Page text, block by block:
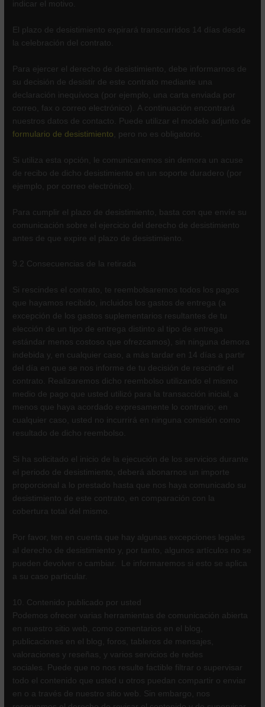
indicar el motivo.
El plazo de desistimiento expirará transcurridos 14 días desde
la celebración del contrato.
Para ejercer el derecho de desistimiento, debe informarnos de
su decisión de desistir de este contrato mediante una
declaración inequívoca (por ejemplo, una carta enviada por
correo, fax o correo electrónico). A continuación encontrará
nuestros datos de contacto. Puede utilizar el modelo adjunto de
formulario de desistimiento , pero no es obligatorio.
Si utiliza esta opción, le comunicaremos sin demora un acuse
de recibo de dicho desistimiento en un soporte duradero (por
ejemplo, por correo electrónico).
Para cumplir el plazo de desistimiento, basta con que envíe su
comunicación sobre el ejercicio del derecho de desistimiento
antes de que expire el plazo de desistimiento.
9.2 Consecuencias de la retirada
Si rescindes el contrato, te reembolsaremos todos los pagos
que hayamos recibido, incluidos los gastos de entrega (a
excepción de los gastos suplementarios resultantes de tu
elección de un tipo de entrega distinto al tipo de entrega
estándar menos costoso que ofrezcamos), sin ninguna demora
indebida y, en cualquier caso, a más tardar en 14 días a partir
del día en que se nos informe de tu decisión de rescindir el
contrato. Realizaremos dicho reembolso utilizando el mismo
medio de pago que usted utilizó para la transacción inicial, a
menos que haya acordado expresamente lo contrario; en
cualquier caso, usted no incurrirá en ninguna comisión como
resultado de dicho reembolso.
Si ha solicitado el inicio de la ejecución de los servicios durante
el periodo de desistimiento, deberá abonarnos un importe
proporcional a lo prestado hasta que nos haya comunicado su
desistimiento de este contrato, en comparación con la
cobertura total del mismo.
Por favor, ten en cuenta que hay algunas excepciones legales
al derecho de desistimiento y, por tanto, algunos artículos no se
pueden devolver o cambiar. Le informaremos si esto se aplica
a su caso particular.
10. Contenido publicado por usted
Podemos ofrecer varias herramientas de comunicación abierta
en nuestro sitio web, como comentarios en el blog,
publicaciones en el blog, foros, tableros de mensajes,
valoraciones y reseñas, y varios servicios de redes
sociales. Puede que no nos resulte factible filtrar o supervisar
todo el contenido que usted u otros puedan compartir o enviar
en o a través de nuestro sitio web. Sin embargo, nos